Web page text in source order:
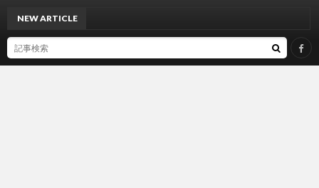
NEW ARTICLE